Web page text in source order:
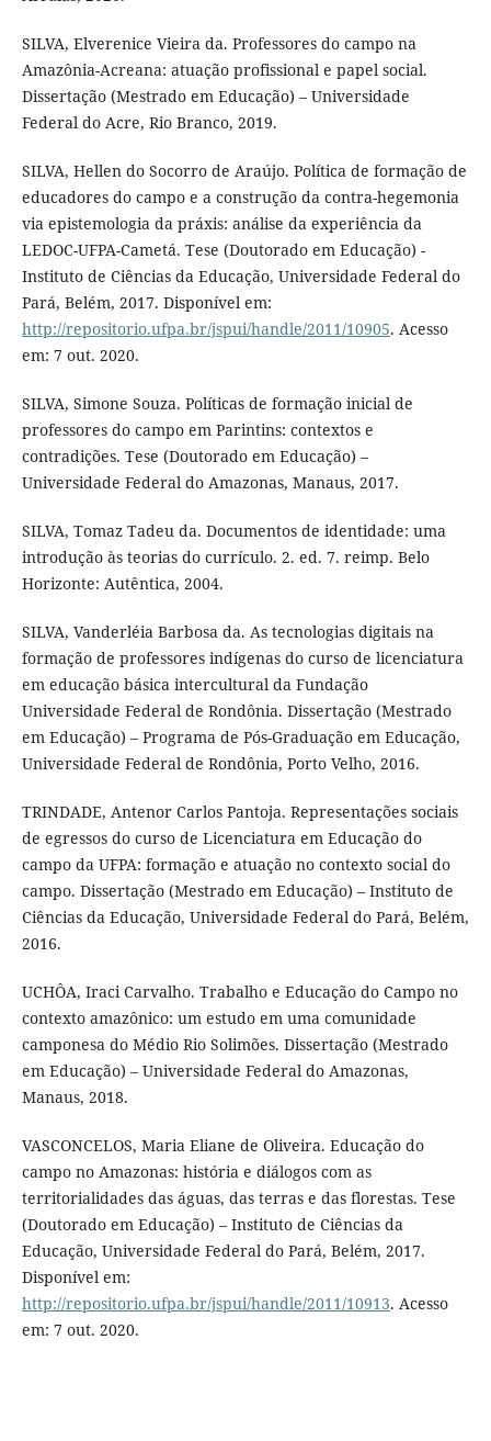
SILVA, Elverenice Vieira da. Professores do campo na
Amazônia-Acreana: atuação profissional e papel social.
Dissertação (Mestrado em Educação) – Universidade
Federal do Acre, Rio Branco, 2019.
SILVA, Hellen do Socorro de Araújo. Política de formação de
educadores do campo e a construção da contra-hegemonia
via epistemologia da práxis: análise da experiência da
LEDOC-UFPA-Cametá. Tese (Doutorado em Educação) -
Instituto de Ciências da Educação, Universidade Federal do
Pará, Belém, 2017. Disponível em:
http://repositorio.ufpa.br/jspui/handle/2011/10905. Acesso
em: 7 out. 2020.
SILVA, Simone Souza. Políticas de formação inicial de
professores do campo em Parintins: contextos e
contradições. Tese (Doutorado em Educação) –
Universidade Federal do Amazonas, Manaus, 2017.
SILVA, Tomaz Tadeu da. Documentos de identidade: uma
introdução às teorias do currículo. 2. ed. 7. reimp. Belo
Horizonte: Autêntica, 2004.
SILVA, Vanderléia Barbosa da. As tecnologias digitais na
formação de professores indígenas do curso de licenciatura
em educação básica intercultural da Fundação
Universidade Federal de Rondônia. Dissertação (Mestrado
em Educação) – Programa de Pós-Graduação em Educação,
Universidade Federal de Rondônia, Porto Velho, 2016.
TRINDADE, Antenor Carlos Pantoja. Representações sociais
de egressos do curso de Licenciatura em Educação do
campo da UFPA: formação e atuação no contexto social do
campo. Dissertação (Mestrado em Educação) – Instituto de
Ciências da Educação, Universidade Federal do Pará, Belém,
2016.
UCHÔA, Iraci Carvalho. Trabalho e Educação do Campo no
contexto amazônico: um estudo em uma comunidade
camponesa do Médio Rio Solimões. Dissertação (Mestrado
em Educação) – Universidade Federal do Amazonas,
Manaus, 2018.
VASCONCELOS, Maria Eliane de Oliveira. Educação do
campo no Amazonas: história e diálogos com as
territorialidades das águas, das terras e das florestas. Tese
(Doutorado em Educação) – Instituto de Ciências da
Educação, Universidade Federal do Pará, Belém, 2017.
Disponível em:
http://repositorio.ufpa.br/jspui/handle/2011/10913. Acesso
em: 7 out. 2020.